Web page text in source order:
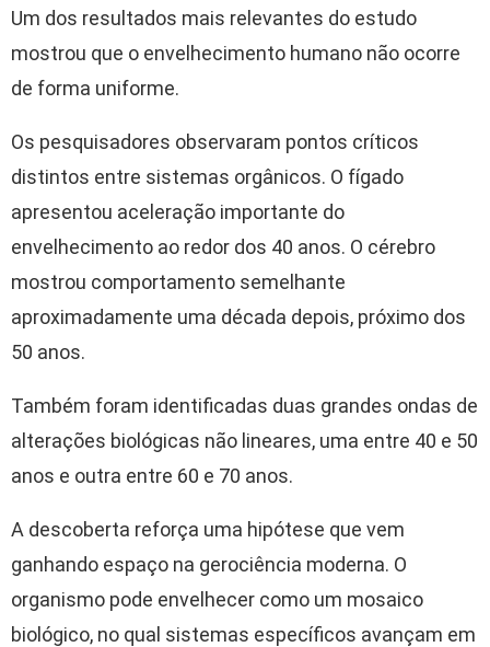
Um dos resultados mais relevantes do estudo
mostrou que o envelhecimento humano não ocorre
de forma uniforme.
Os pesquisadores observaram pontos críticos
distintos entre sistemas orgânicos. O fígado
apresentou aceleração importante do
envelhecimento ao redor dos 40 anos. O cérebro
mostrou comportamento semelhante
aproximadamente uma década depois, próximo dos
50 anos.
Também foram identificadas duas grandes ondas de
alterações biológicas não lineares, uma entre 40 e 50
anos e outra entre 60 e 70 anos.
A descoberta reforça uma hipótese que vem
ganhando espaço na gerociência moderna. O
organismo pode envelhecer como um mosaico
biológico, no qual sistemas específicos avançam em